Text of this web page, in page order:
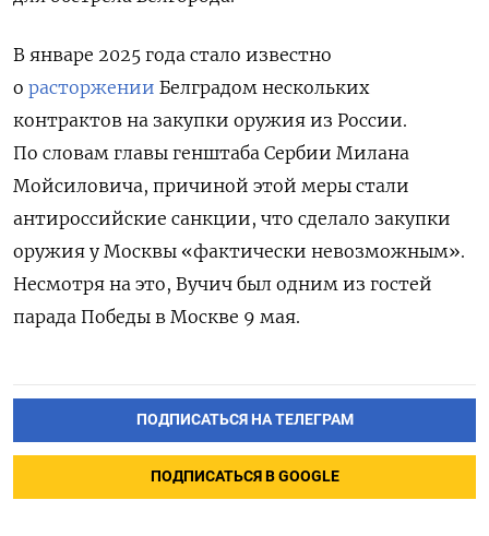
В январе 2025 года стало известно
о расторжении Белградом нескольких
контрактов на закупки оружия из России.
По словам главы генштаба Сербии Милана
Мойсиловича, причиной этой меры стали
антироссийские санкции, что сделало закупки
оружия у Москвы «фактически невозможным».
Несмотря на это, Вучич был одним из гостей
парада Победы в Москве 9 мая.
ПОДПИСАТЬСЯ НА ТЕЛЕГРАМ
ПОДПИСАТЬСЯ В GOOGLE